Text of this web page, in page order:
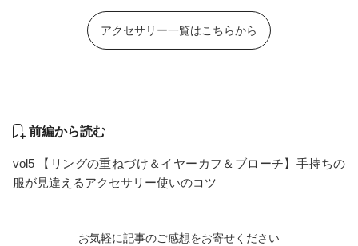
アクセサリー一覧はこちらから
前編から読む
vol5 【リングの重ねづけ＆イヤーカフ＆ブローチ】手持ちの
服が見違えるアクセサリー使いのコツ
お気軽に記事のご感想をお寄せください